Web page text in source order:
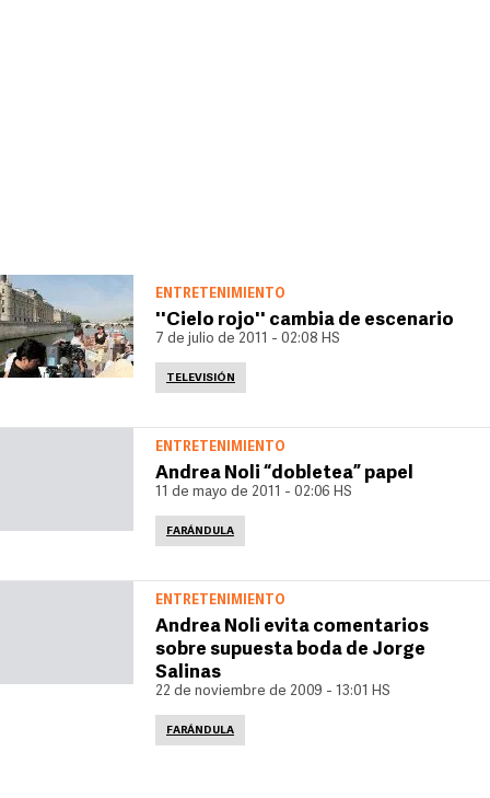
ENTRETENIMIENTO
''Cielo rojo'' cambia de escenario
7 de julio de 2011 - 02:08 HS
TELEVISIÓN
ENTRETENIMIENTO
Andrea Noli “dobletea” papel
11 de mayo de 2011 - 02:06 HS
FARÁNDULA
ENTRETENIMIENTO
Andrea Noli evita comentarios
sobre supuesta boda de Jorge
Salinas
22 de noviembre de 2009 - 13:01 HS
FARÁNDULA